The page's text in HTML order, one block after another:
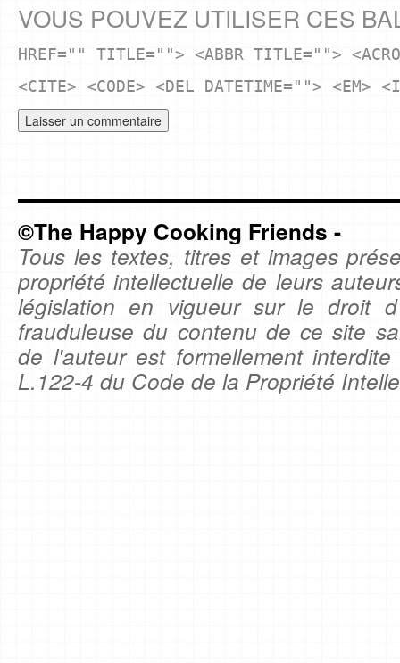
VOUS POUVEZ UTILISER CES
HREF="" TITLE=""> <ABBR TITLE="">
<CITE> <CODE> <DEL DATETIME=""> <EM>
©The Happy Cooking Friends -
Tous les textes, titres et images
propriété intellectuelle de leurs
législation en vigueur sur le droit
frauduleuse du contenu de ce site
de l'auteur est formellement
L.122-4 du Code de la Propriété